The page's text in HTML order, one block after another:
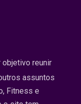
reunir
assuntos
Fitness e